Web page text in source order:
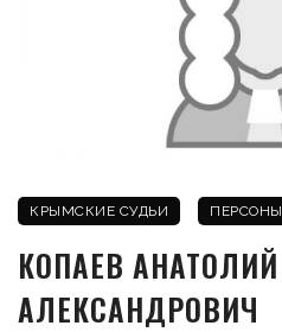
КРЫМСКИЕ СУДЬИ ПЕРСОНЫ
КОПАЕВ АНАТОЛИЙ
АЛЕКСАНДРОВИЧ